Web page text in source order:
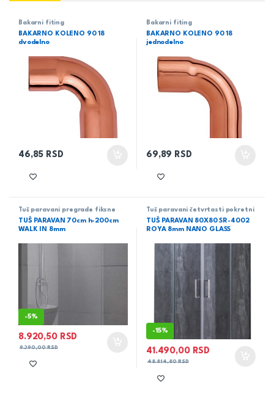
Bakarni fiting
BAKARNO KOLENO 90 18
dvodelno
46,85 RSD
Bakarni fiting
BAKARNO KOLENO 90 18
jednodelno
69,89 RSD
Tuš paravani pregrade fiksne
TUŠ PARAVAN 70cm h-200cm
WALK IN 8mm
-5%
8.920,50 RSD
9.390,00RSD
Tuš paravani četvrtasti pokretni
TUŠ PARAVAN 80X80 SR-4002
ROYA 8mm NANO GLASS
-15%
41.490,00 RSD
48.814,80RSD